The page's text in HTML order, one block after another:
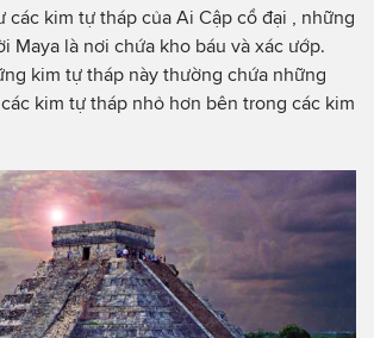
các kim tự tháp của Ai Cập cổ đại , những
Maya là nơi chứa kho báu và xác ướp.
kim tự tháp này thường chứa những
kim tự tháp nhỏ hơn bên trong các kim